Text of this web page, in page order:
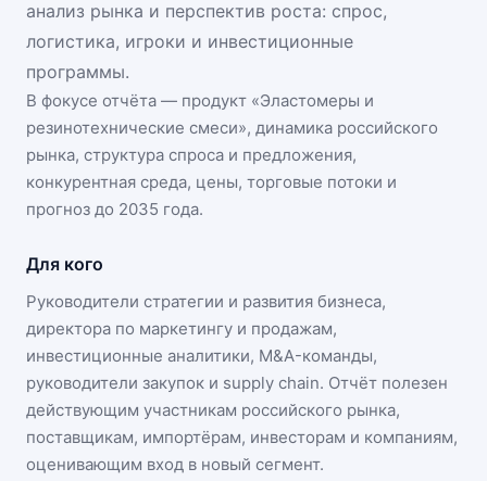
анализ рынка и перспектив роста: спрос,
логистика, игроки и инвестиционные
программы.
В фокусе отчёта — продукт «Эластомеры и
резинотехнические смеси», динамика российского
рынка, структура спроса и предложения,
конкурентная среда, цены, торговые потоки и
прогноз до 2035 года.
Для кого
Руководители стратегии и развития бизнеса,
директора по маркетингу и продажам,
инвестиционные аналитики, M&A-команды,
руководители закупок и supply chain. Отчёт полезен
действующим участникам российского рынка,
поставщикам, импортёрам, инвесторам и компаниям,
оценивающим вход в новый сегмент.